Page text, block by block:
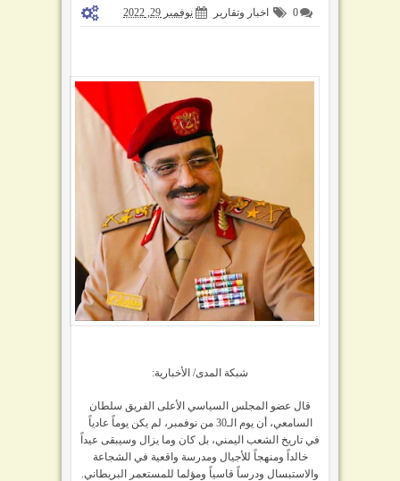
0 اخبار وتقارير نوفمبر 29, 2022
شبكة المدى/ الأخبارية:
قال عضو المجلس السياسي الأعلى الفريق سلطان
السامعي، أن يوم الـ30 من نوفمبر، لم يكن يوماً عادياً
في تاريخ الشعب اليمني، بل كان وما يزال وسيبقى عيداً
خالداً ومنهجاً للأجيال ومدرسة واقعية في الشجاعة
والاستبسال ودرساً قاسياً ومؤلما للمستعمر البريطاني.